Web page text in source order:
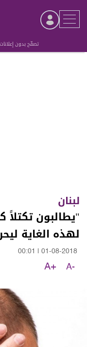
تصفّح بدون
لبنان
"يطالبون تكتلاً
لهذه الغاية
01-08-2018
00:01
A-
A+